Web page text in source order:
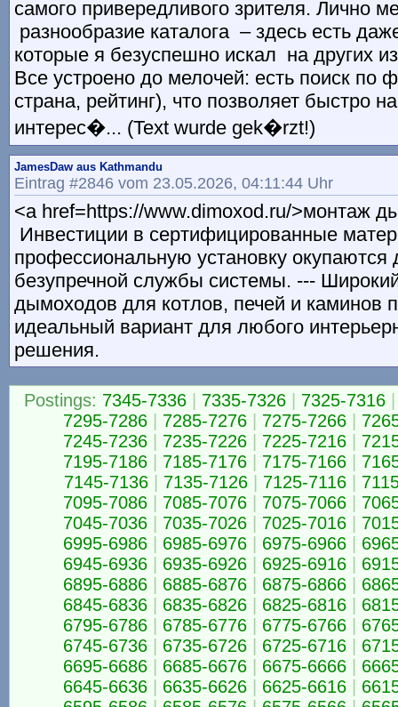
самого привередливого зрителя. Лично
разнообразие каталога – здесь есть
которые я безуспешно искал на других
Все устроено до мелочей: есть поиск по
страна, рейтинг), что позволяет быстро
интерес�... (Text wurde gek�rzt!)
JamesDaw aus Kathmandu
Eintrag #2846 vom 23.05.2026, 04:11:44 Uhr
<a href=https://www.dimoxod.ru/>монтаж
Инвестиции в сертифицированные
профессиональную установку окупаются
безупречной службы системы. ---
дымоходов для котлов, печей и каминов
идеальный вариант для любого
решения.
Postings: 7345-7336 7335-7326 7325-7316
7295-7286
7285-7276 7275-7266
7245-7236
7235-7226 7225-7216
7195-7186
7185-7176 7175-7166
7145-7136
7135-7126 7125-7116
7095-7086
7085-7076 7075-7066
7045-7036
7035-7026 7025-7016
6995-6986
6985-6976 6975-6966
6945-6936
6935-6926 6925-6916
6895-6886
6885-6876 6875-6866
6845-6836
6835-6826 6825-6816
6795-6786
6785-6776 6775-6766
6745-6736
6735-6726 6725-6716
6695-6686
6685-6676 6675-6666
6645-6636
6635-6626 6625-6616